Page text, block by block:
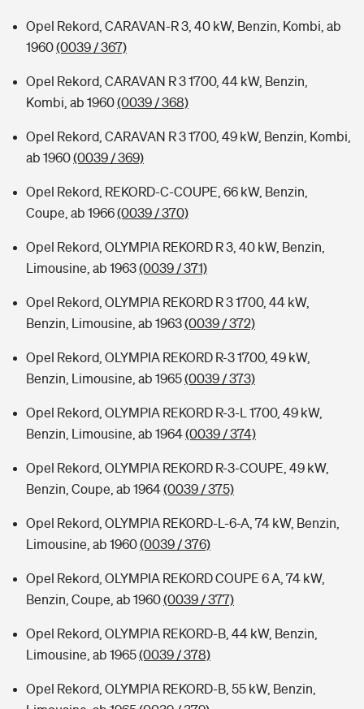
Opel Rekord, CARAVAN-R 3, 40 kW, Benzin, Kombi, ab
1960(0039 / 367)
Opel Rekord, CARAVAN R 3 1700, 44 kW, Benzin,
Kombi, ab 1960(0039 / 368)
Opel Rekord, CARAVAN R 3 1700, 49 kW, Benzin, Kombi,
ab 1960(0039 / 369)
Opel Rekord, REKORD-C-COUPE, 66 kW, Benzin,
Coupe, ab 1966(0039 / 370)
Opel Rekord, OLYMPIA REKORD R 3, 40 kW, Benzin,
Limousine, ab 1963(0039 / 371)
Opel Rekord, OLYMPIA REKORD R 3 1700, 44 kW,
Benzin, Limousine, ab 1963(0039 / 372)
Opel Rekord, OLYMPIA REKORD R-3 1700, 49 kW,
Benzin, Limousine, ab 1965(0039 / 373)
Opel Rekord, OLYMPIA REKORD R-3-L 1700, 49 kW,
Benzin, Limousine, ab 1964(0039 / 374)
Opel Rekord, OLYMPIA REKORD R-3-COUPE, 49 kW,
Benzin, Coupe, ab 1964(0039 / 375)
Opel Rekord, OLYMPIA REKORD-L-6-A, 74 kW, Benzin,
Limousine, ab 1960(0039 / 376)
Opel Rekord, OLYMPIA REKORD COUPE 6 A, 74 kW,
Benzin, Coupe, ab 1960(0039 / 377)
Opel Rekord, OLYMPIA REKORD-B, 44 kW, Benzin,
Limousine, ab 1965(0039 / 378)
Opel Rekord, OLYMPIA REKORD-B, 55 kW, Benzin,